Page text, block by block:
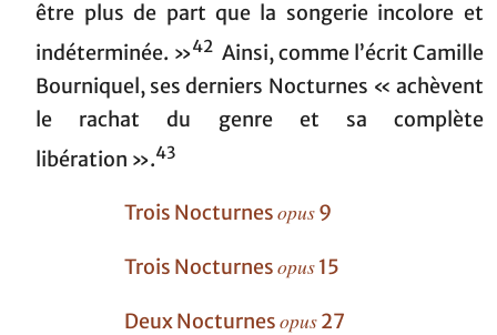
être plus de part que la songerie incolore et
indéterminée. »42 Ainsi, comme l’écrit Camille
Bourniquel, ses derniers Nocturnes « achèvent
le rachat du genre et sa complète
libération ».43
Trois Nocturnesopus9
Trois Nocturnesopus15
Deux Nocturnesopus27